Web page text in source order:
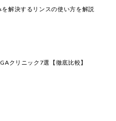
を解決するリンスの使い方を解説
クリニック7選【徹底比較】